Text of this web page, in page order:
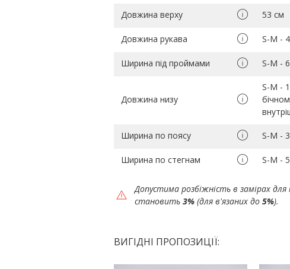
Довжина верху 53 см
Довжина рукава S-M -
Ширина під проймами S-M -
Довжина низу
S-M -
Ширина по поясу S-M -
Ширина по стегнам S-M -
Допустима розбіжність в замірах
становить 3% (для в'язаних до 5%).
ВИГІДНІ ПРОПОЗИЦІЇ: